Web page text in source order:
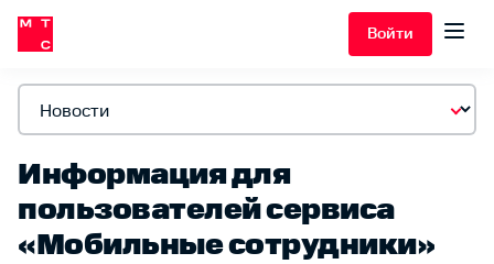
Войти
Информация для
пользователей сервиса
«Мобильные сотрудники»